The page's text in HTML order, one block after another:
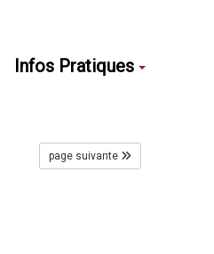
Infos Pratiques
page suivante